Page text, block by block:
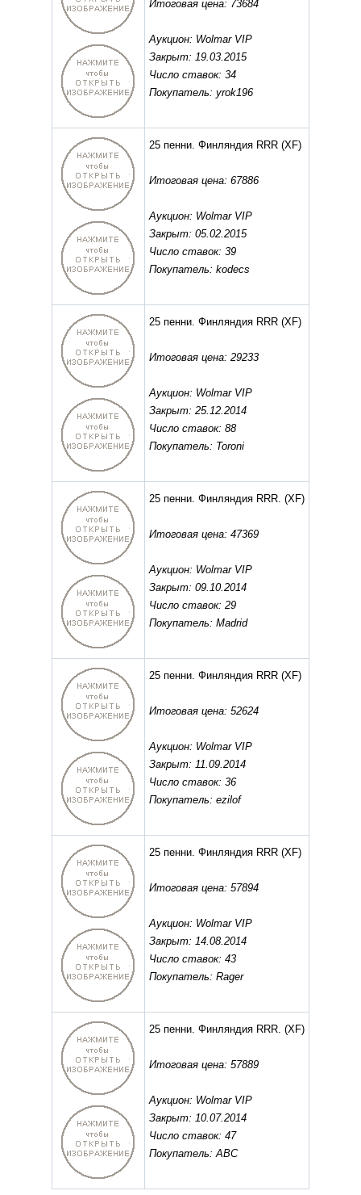
Итоговая цена: 73684
Аукцион: Wolmar VIP
Закрыт: 19.03.2015
Число ставок: 34
Покупатель: yrok196
25 пенни. Финляндия RRR (XF)
Итоговая цена: 67886
Аукцион: Wolmar VIP
Закрыт: 05.02.2015
Число ставок: 39
Покупатель: kodecs
25 пенни. Финляндия RRR (XF)
Итоговая цена: 29233
Аукцион: Wolmar VIP
Закрыт: 25.12.2014
Число ставок: 88
Покупатель: Toroni
25 пенни. Финляндия RRR. (XF)
Итоговая цена: 47369
Аукцион: Wolmar VIP
Закрыт: 09.10.2014
Число ставок: 29
Покупатель: Madrid
25 пенни. Финляндия RRR (XF)
Итоговая цена: 52624
Аукцион: Wolmar VIP
Закрыт: 11.09.2014
Число ставок: 36
Покупатель: ezilof
25 пенни. Финляндия RRR (XF)
Итоговая цена: 57894
Аукцион: Wolmar VIP
Закрыт: 14.08.2014
Число ставок: 43
Покупатель: Rager
25 пенни. Финляндия RRR. (XF)
Итоговая цена: 57889
Аукцион: Wolmar VIP
Закрыт: 10.07.2014
Число ставок: 47
Покупатель: ABC